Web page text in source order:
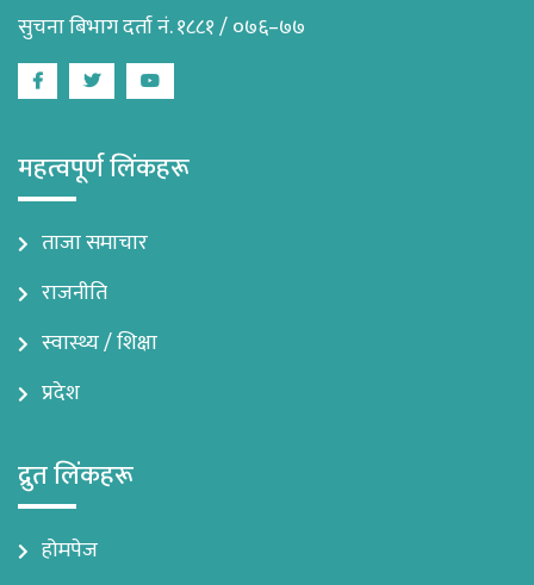
सुचना बिभाग दर्ता नं. १८८१ / ०७६–७७
FacebookTwitterYoutube
महत्वपूर्ण लिंकहरू
ताजा समाचार
राजनीति
स्वास्थ्य / शिक्षा
प्रदेश
द्रुत लिंकहरू
होमपेज